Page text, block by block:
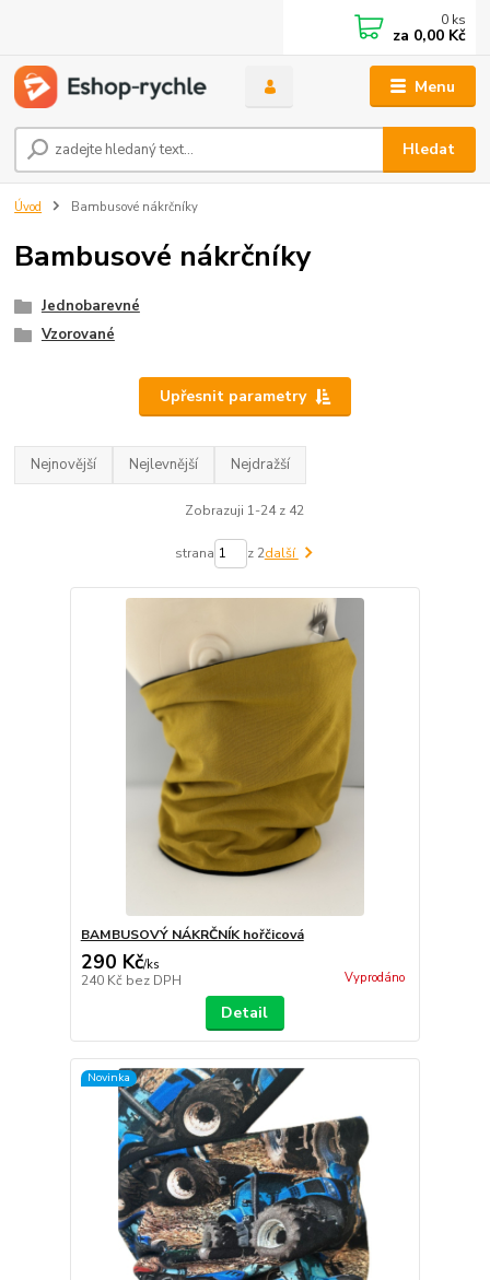
Menu
Hledat
0 ks
za 0,00 Kč
Úvod Bambusové nákrčníky
Bambusové nákrčníky
Jednobarevné
Vzorované
Upřesnit parametry
Nejnovější Nejlevnější Nejdražší
Zobrazuji 1-24 z 42
strana z 2další
BAMBUSOVÝ NÁKRČNÍK hořčicová
290 Kč/ks
240 Kč bez DPH Vyprodáno
Detail
Novinka